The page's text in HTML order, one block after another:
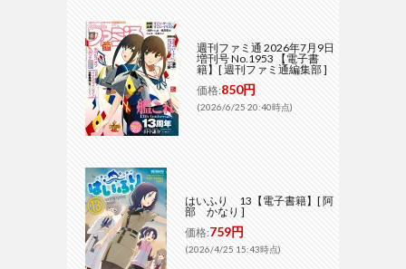
週刊ファミ通 2026年7月9日
増刊号 No.1953 【電子書
籍】[ 週刊ファミ通編集部 ]
価格:850円
(2026/6/25 20:40時点)
はいふり 13【電子書籍】[ 阿
部 かなり ]
価格:759円
(2026/4/25 15:43時点)